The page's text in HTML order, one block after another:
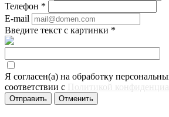
Телефон *
E-mail
Введите текст с картинки *
Я согласен(а) на обработку
соответствии с Политикой
Отменить